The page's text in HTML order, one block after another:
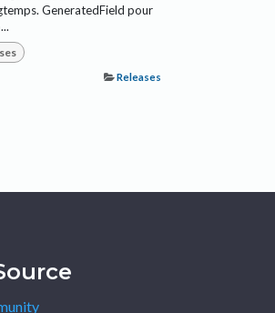
GeneratedField pour
Releases